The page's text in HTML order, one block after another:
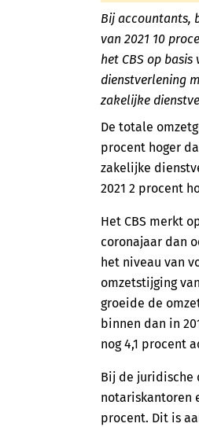
Bij accountants,
van 2021 10
het CBS op
dienstverlening
zakelijke
De totale
procent hoger
zakelijke
2021 2 procent
Het CBS merkt
coronajaar dan
het niveau van
omzetstijging
groeide de
binnen dan in
nog 4,1 procent
Bij de juridische
notariskantoren
procent. Dit is